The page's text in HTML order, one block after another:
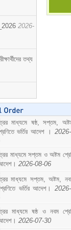
2026-
তথ্য
মাধ্যমে ষষ্ঠ, সপ্তম,
ভর্তির আদেশ ।
মাধ্যমে সপ্তম ও অষ্টম
2026-08-06
মাধ্যমে সপ্তম, অষ্টম,
ভর্তির আদেশ।
মাধ্যমে ষষ্ঠ ও নবম
2026-07-30